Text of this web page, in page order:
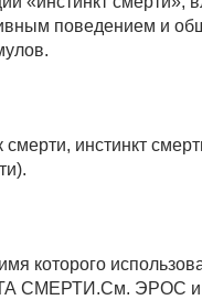
поведением и
инстинкт
которого
СМЕРТИ.См. ЭРОС